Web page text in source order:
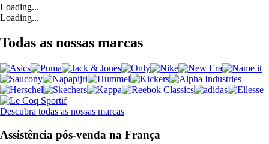
Loading...
Loading...
Todas as nossas marcas
Descubra todas as nossas marcas
Assistência pós-venda na França